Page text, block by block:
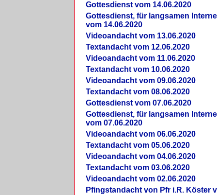
Gottesdienst vom 14.06.2020
Gottesdienst, für langsamen
vom 14.06.2020
Videoandacht vom 13.06.2020
Textandacht vom 12.06.2020
Videoandacht vom 11.06.2020
Textandacht vom 10.06.2020
Videoandacht vom 09.06.2020
Textandacht vom 08.06.2020
Gottesdienst vom 07.06.2020
Gottesdienst, für langsamen
vom 07.06.2020
Videoandacht vom 06.06.2020
Textandacht vom 05.06.2020
Videoandacht vom 04.06.2020
Textandacht vom 03.06.2020
Videoandacht vom 02.06.2020
Pfingstandacht von Pfr i.R. Köster